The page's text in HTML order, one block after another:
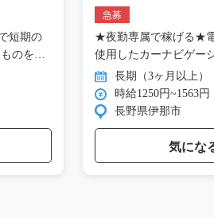
短期の
のを
てや検査/y11_00325
急募
★夜勤専属で稼げる★
使用したカーナビゲー
ラ… 長期（3ヶ月以上）
時給1250円~1563円
長野県伊那市
気にな